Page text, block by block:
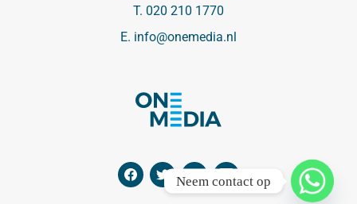
T. 020 210 1770
E. info@onemedia.nl
Neem contact op